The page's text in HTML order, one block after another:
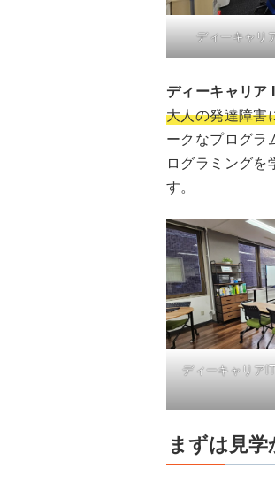
ディーキャリ
ディーキャリア
大人の発達障害
ークなプログラ
ログラミングを
す。
ディーキャリア
まずは見